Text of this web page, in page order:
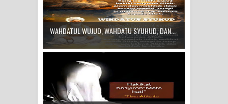
WAHDATUL WUJUD, WAHDATU SYUHUD, DAN...